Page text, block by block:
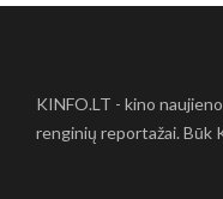
KINFO.LT - kino
renginių reportažai. Būk